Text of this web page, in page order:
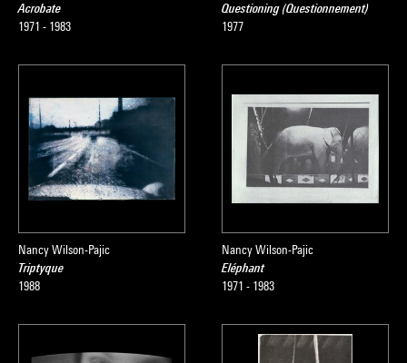
Acrobate
1971 - 1983
Questioning (Questionnement)
1977
Nancy Wilson-Pajic
Triptyque
1988
Nancy Wilson-Pajic
Eléphant
1971 - 1983